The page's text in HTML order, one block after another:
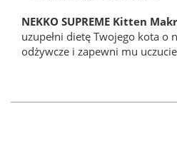
NEKKO SUPREME Kitten
uzupełni dietę Twojego kota o
odżywcze i zapewni mu